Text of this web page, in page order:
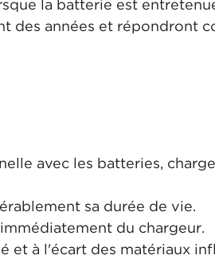
la batterie est
des années et répondront
avec les batteries,
sa durée de vie.
du chargeur.
et à l'écart des matériaux